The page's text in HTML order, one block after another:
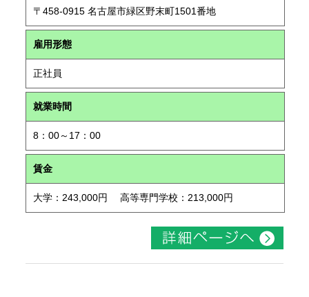
〒458-0915 名古屋市緑区野末町1501番地
雇用形態
正社員
就業時間
8：00～17：00
賃金
大学：243,000円 高等専門学校：213,000円